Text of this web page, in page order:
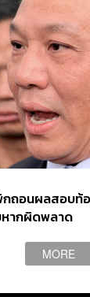
กถอนผลสอบ
ากผิดพลาด
MORE